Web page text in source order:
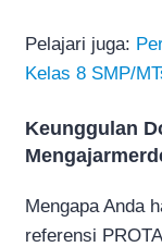
Pelajari juga:
Kelas 8 SMP/
Keunggulan
Mengapa Anda
referensi